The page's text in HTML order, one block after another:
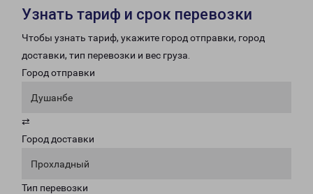
Узнать тариф и срок перевозки
Чтобы узнать тариф, укажите город отправки, город
доставки, тип перевозки и вес груза.
Город отправки
Душанбе
⇄
Город доставки
Прохладный
Тип перевозки